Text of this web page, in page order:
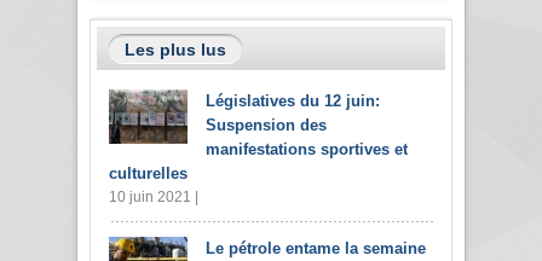
Les plus lus
Législatives du 12 juin:
Suspension des
manifestations sportives et
culturelles
10 juin 2021 |
Le pétrole entame la semaine